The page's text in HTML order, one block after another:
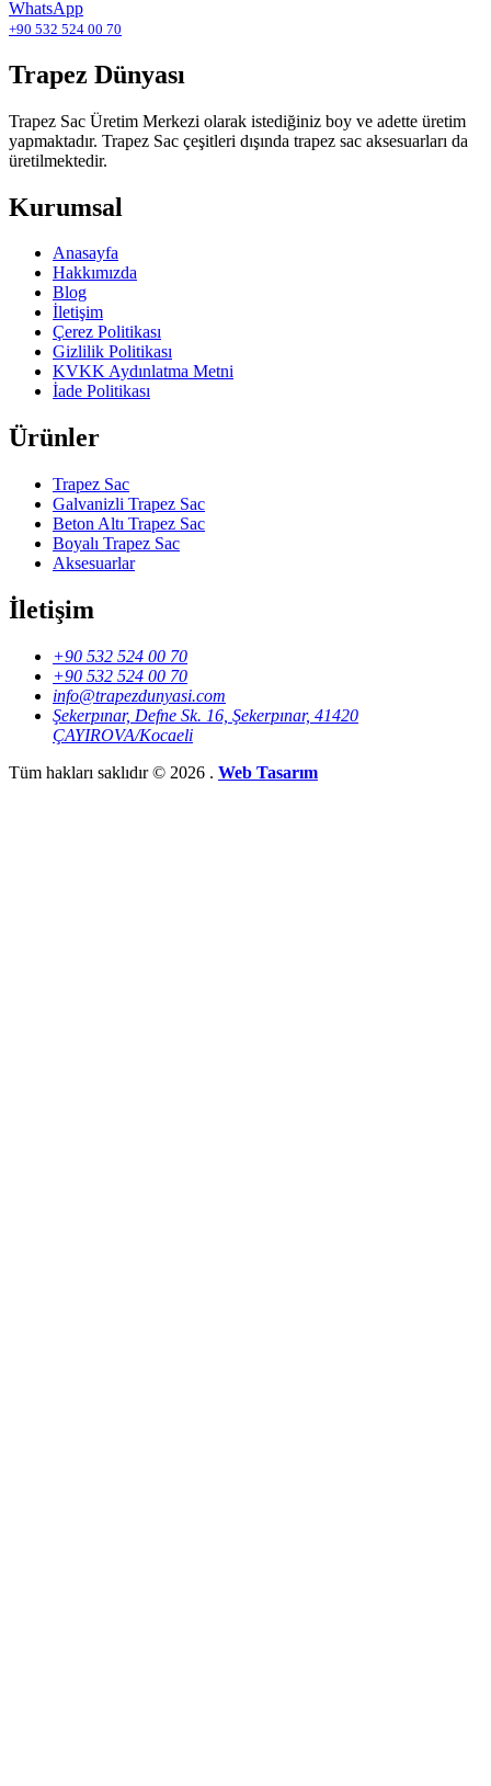
WhatsApp
+90 532 524 00 70
Trapez Dünyası
Trapez Sac Üretim Merkezi olarak istediğiniz boy ve adette üretim
yapmaktadır. Trapez Sac çeşitleri dışında trapez sac aksesuarları da
üretilmektedir.
Kurumsal
Anasayfa
Hakkımızda
Blog
İletişim
Çerez Politikası
Gizlilik Politikası
KVKK Aydınlatma Metni
İade Politikası
Ürünler
Trapez Sac
Galvanizli Trapez Sac
Beton Altı Trapez Sac
Boyalı Trapez Sac
Aksesuarlar
İletişim
+90 532 524 00 70
+90 532 524 00 70
info@trapezdunyasi.com
Şekerpınar, Defne Sk. 16, Şekerpınar, 41420
ÇAYIROVA/Kocaeli
Tüm hakları saklıdır © 2026 . Web Tasarım